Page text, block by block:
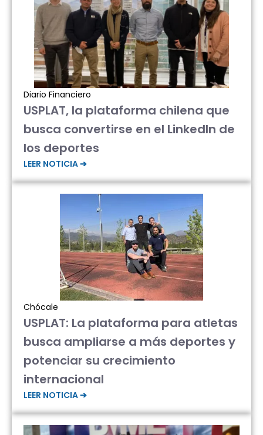
Diario Financiero
USPLAT, la plataforma chilena que
busca convertirse en el LinkedIn de
los deportes
LEER NOTICIA ➔
Chócale
USPLAT: La plataforma para atletas
busca ampliarse a más deportes y
potenciar su crecimiento
internacional
LEER NOTICIA ➔